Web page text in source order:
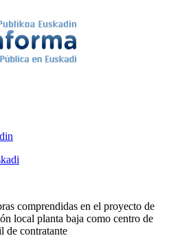
comprendidas en el proyecto de
local planta baja como centro de
de contratante